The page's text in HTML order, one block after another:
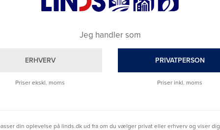
Jeg handler som
ERHVERV
Priser ekskl. moms
PRIVATPERSON
Priser inkl. moms
din oplevelse på linds.dk ud fra om du vælger privat eller erhverv og viser